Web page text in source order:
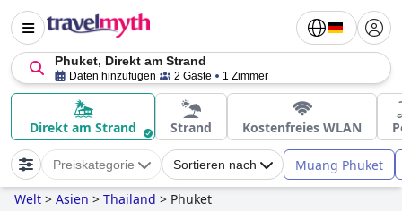
Phuket, Direkt am Strand
Daten hinzufügen 2 Gäste 1 Zimmer
Direkt am Strand Strand Kostenfreies WLAN
Preiskategorie Sortieren nach Muang Phuket
Welt > Asien > Thailand > Phuket